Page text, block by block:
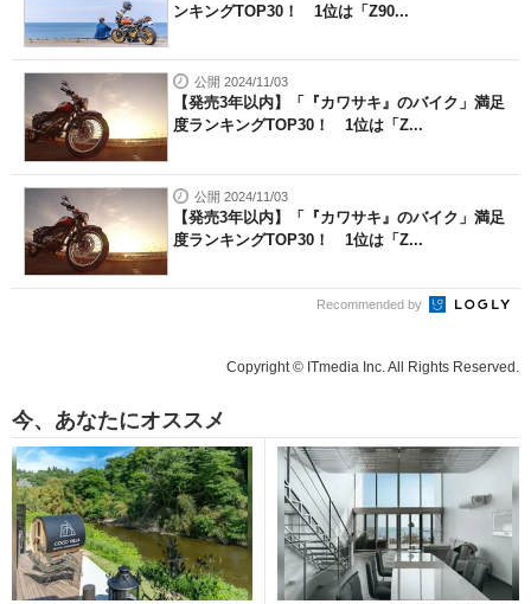
ンキングTOP30！ 1位は「Z90...
公開 2024/11/03
【発売3年以内】「『カワサキ』のバイク」満足
度ランキングTOP30！ 1位は「Z...
公開 2024/11/03
【発売3年以内】「『カワサキ』のバイク」満足
度ランキングTOP30！ 1位は「Z...
Recommended by
Copyright © ITmedia Inc. All Rights Reserved.
今、あなたにオススメ